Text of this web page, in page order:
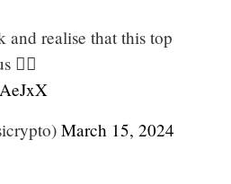
and realise that this top
👍🏿
March 15, 2024